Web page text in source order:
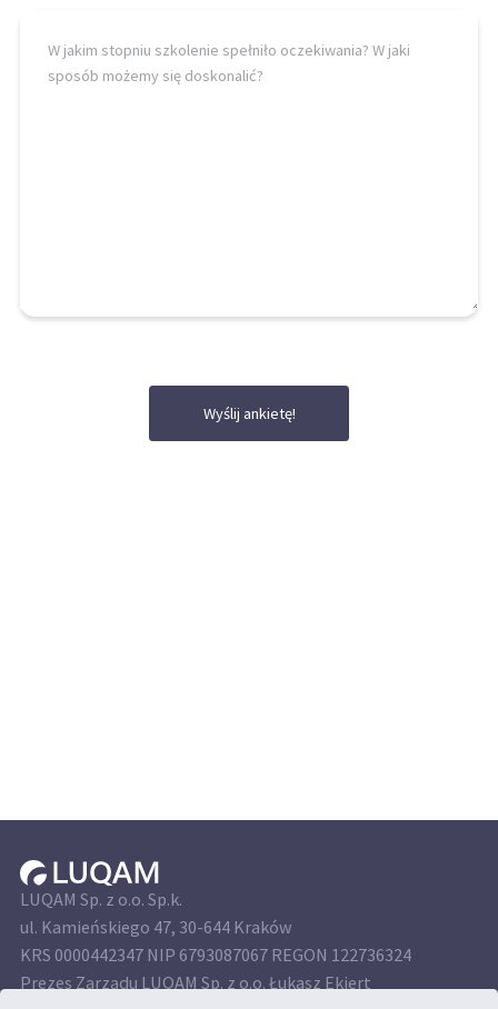
Wyślij ankietę!
LUQAM Sp. z o.o. Sp.k.
ul. Kamieńskiego 47, 30-644 Kraków
KRS 0000442347 NIP 6793087067 REGON 122736324
Prezes Zarządu LUQAM Sp. z o.o. Łukasz Ekiert